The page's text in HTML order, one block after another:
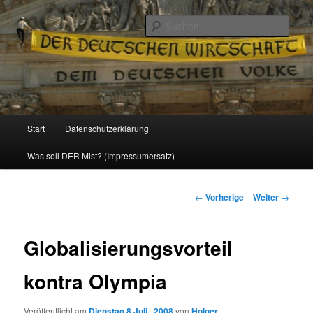
Reizzentrum
Politik, Wirtschaft, Soziales und Gesellschaft
Zum
Inhalt
Start Datenschutzerklärung
Was soll DER Mist? (Impressumersatz)
Beitrags-
← Vorherige Weiter →
Globalisierungsvorteil
kontra Olympia
Veröffentlicht am von